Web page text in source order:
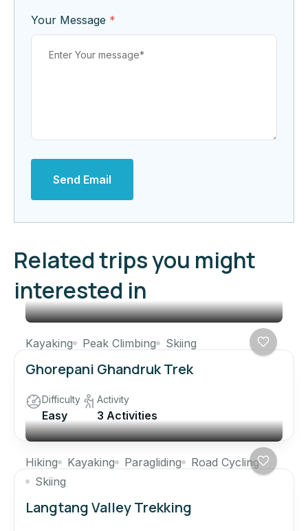
Your Message *
Send Email
Related trips you might
interested in
Kayaking Peak Climbing Skiing
Ghorepani Ghandruk Trek
Difficulty
Easy
Activity
3 Activities
Hiking Kayaking Paragliding
Road Cycling
Skiing
Langtang Valley Trekking